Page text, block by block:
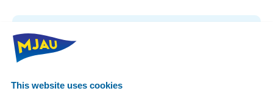
This website uses cookies